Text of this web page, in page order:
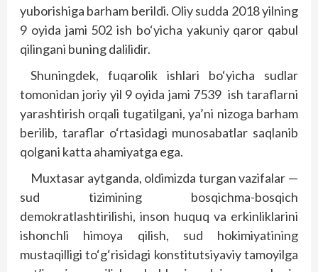
yuborishiga barham berildi. Oliy sudda 2018 yilning
9 oyida jami 502 ish bo‘yicha yakuniy qaror qabul
qilingani buning dalilidir.
Shuningdek, fuqarolik ishlari bo‘yicha sudlar
tomonidan joriy yil 9 oyida jami 7539 ish taraflarni
yarashtirish orqali tugatilgani, ya’ni nizoga barham
berilib, taraflar o‘rtasidagi munosabatlar saqlanib
qolgani katta ahamiyatga ega.
Muxtasar aytganda, oldimizda turgan vazifalar —
sud tizimining bosqichma-bosqich
demokratlashtirilishi, inson huquq va erkinliklarini
ishonchli himoya qilish, sud hokimiyatining
mustaqilligi to‘g‘risidagi konstitutsiyaviy tamoyilga